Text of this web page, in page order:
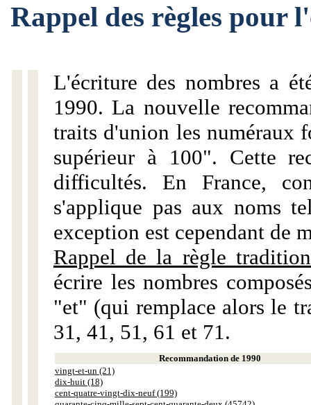
Rappel des règles pour
L'écriture des nombres a
1990. La nouvelle
traits d'union les numéraux
supérieur à 100". Cette
difficultés. En France,
s'applique pas aux noms
exception est cependant de
Rappel de la règle
écrire les nombres
"et" (qui remplace alors le
31, 41, 51, 61 et 71.
Recommandation de 1990
vingt-et-un (21)
dix-huit (18)
cent-quatre-vingt-dix-neuf (199)